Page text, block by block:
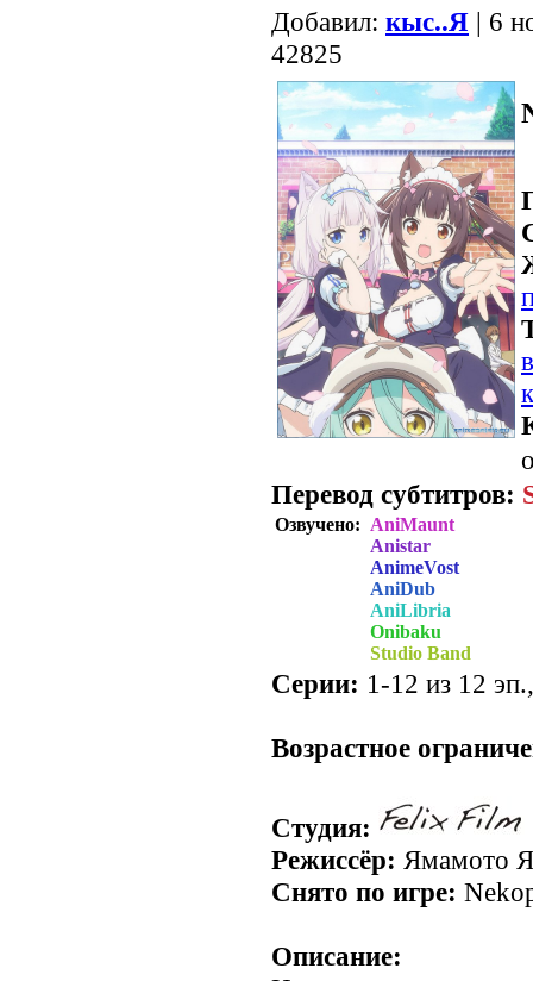
Добавил: кыс..Я | 6
42825
Перевод субтитров:
Озвучено: AniMaunt
Anistar
AnimeVost
AniDub
AniLibria
Onibaku
Studio Band
Серии: 1-12 из 12
Возрастное
Студия:
Режиссёр: Ямамото
Снято по игре:
Описание: